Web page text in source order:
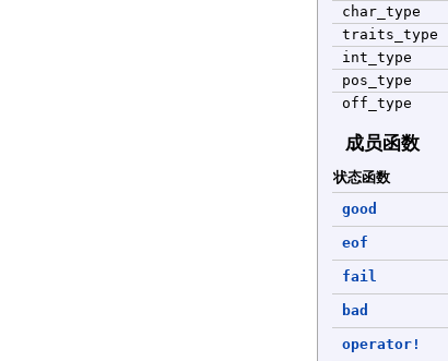
char_type
traits_type
int_type
pos_type
off_type
成员函数
状态函数
good
eof
fail
bad
operator!